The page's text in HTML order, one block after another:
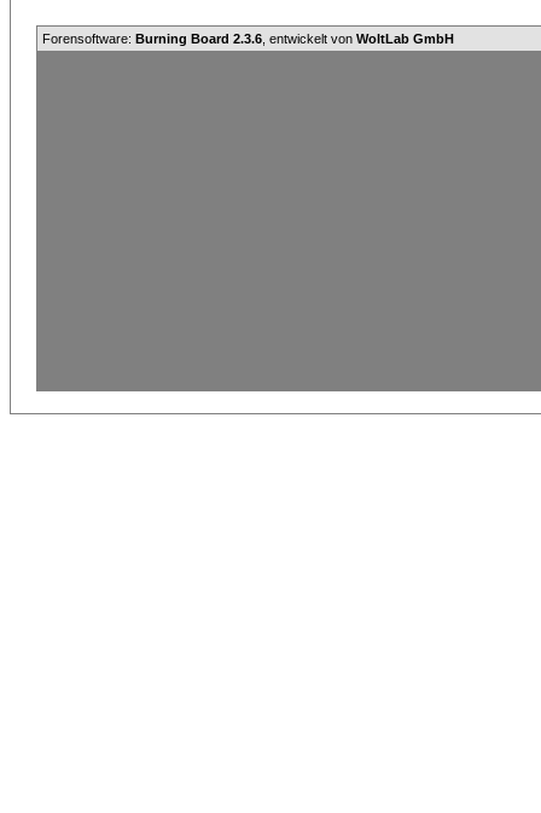
Forensoftware: Burning Board 2.3.6 , entwickelt von WoltLab GmbH